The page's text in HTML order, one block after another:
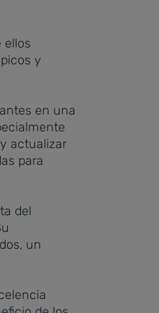
ellos
y
en una
actualizar
para
del
un